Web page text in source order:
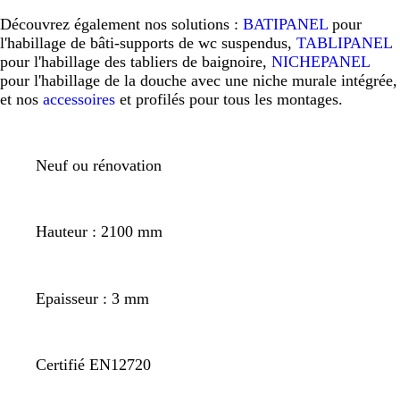
Découvrez également nos solutions : BATIPANEL pour
l'habillage de bâti-supports de wc suspendus, TABLIPANEL
pour l'habillage des tabliers de baignoire, NICHEPANEL
pour l'habillage de la douche avec une niche murale intégrée,
et nos accessoires et profilés pour tous les montages.
Neuf ou rénovation
Hauteur : 2100 mm
Epaisseur : 3 mm
Certifié EN12720